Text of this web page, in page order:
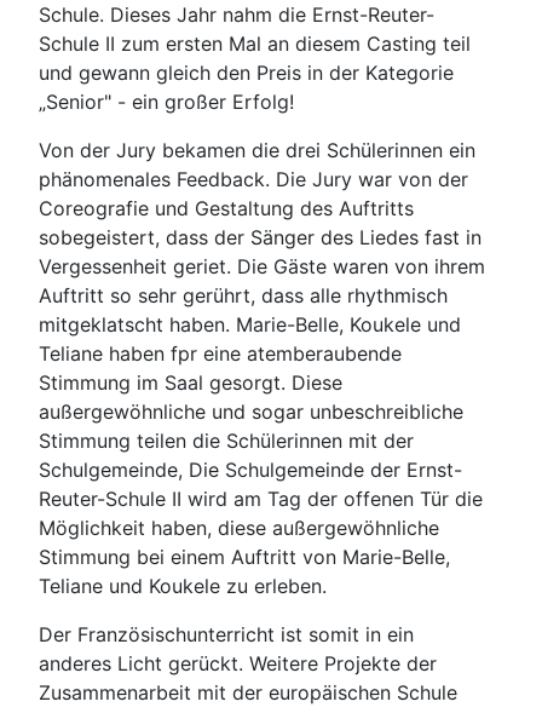
Schule. Dieses Jahr nahm die Ernst-Reuter-
Schule II zum ersten Mal an diesem Casting teil
und gewann gleich den Preis in der Kategorie
„Senior" - ein großer Erfolg!
Von der Jury bekamen die drei Schülerinnen ein
phänomenales Feedback. Die Jury war von der
Coreografie und Gestaltung des Auftritts
sobegeistert, dass der Sänger des Liedes fast in
Vergessenheit geriet. Die Gäste waren von ihrem
Auftritt so sehr gerührt, dass alle rhythmisch
mitgeklatscht haben. Marie-Belle, Koukele und
Teliane haben fpr eine atemberaubende
Stimmung im Saal gesorgt. Diese
außergewöhnliche und sogar unbeschreibliche
Stimmung teilen die Schülerinnen mit der
Schulgemeinde, Die Schulgemeinde der Ernst-
Reuter-Schule II wird am Tag der offenen Tür die
Möglichkeit haben, diese außergewöhnliche
Stimmung bei einem Auftritt von Marie-Belle,
Teliane und Koukele zu erleben.
Der Französischunterricht ist somit in ein
anderes Licht gerückt. Weitere Projekte der
Zusammenarbeit mit der europäischen Schule